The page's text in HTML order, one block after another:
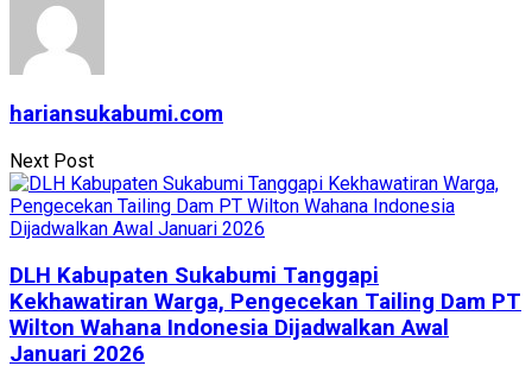
hariansukabumi.com
Next Post
DLH Kabupaten Sukabumi Tanggapi
Kekhawatiran Warga, Pengecekan Tailing Dam PT
Wilton Wahana Indonesia Dijadwalkan Awal
Januari 2026